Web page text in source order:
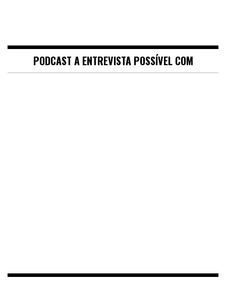
PODCAST A ENTREVISTA POSSÍVEL COM